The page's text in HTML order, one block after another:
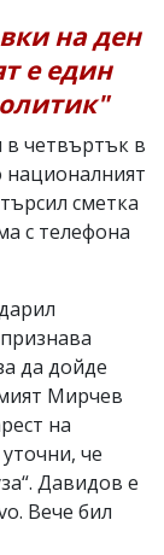
на ден
е един
в четвъртък в
националният
сметка
с телефона
да дойде
Мирчев
на
че
Давидов е
Вече бил